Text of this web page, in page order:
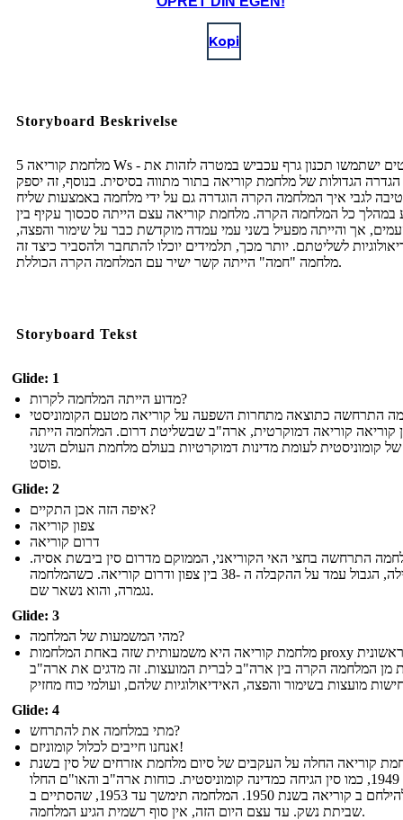
Kopi
Storyboard Beskrivelse
מלחמת קוריאה 5 Ws - סטודנטים ישתמשו תכנון גרף עכביש במטרה לזהות את
הגדרה הגדולות של מלחמת קוריאה בתור מתווה בסיסית. בנוסף, זה יספק
לגבי איך המלחמה הקרה הוגדרה גם על ידי מלחמה באמצעות שליח
במהלך כל המלחמה הקרה. מלחמת קוריאה עצם הייתה סכסוך עקיף בין
אך והייתה מפעיל בשני עמי עמדה מוקדשת כבר על שימור והפצה,
לשליטתם. יותר מכך, תלמידים יוכלו להתחבר ולהסביר כיצד זה
מלחמה "חמה" הייתה קשר ישיר עם המלחמה הקרה הכוללת.
Storyboard Tekst
Glide: 1
מדוע הייתה המלחמה לקרות?
התרחשה כתוצאה מתחרות השפעה על קוריאה מטעם הקומוניסטי
קוריאה קוריאה דמוקרטית, ארה"ב שבשליטת דרום. המלחמה הייתה
קומוניסטית לעומת מדינות דמוקרטיות בעולם מלחמת העולם השני
פוסט.
Glide: 2
איפה הזה אכן התקיים?
צפון קוריאה
דרום קוריאה
התרחשה בחצי האי הקוריאני, הממוקם מדרום סין ביבשת אסיה.
בתחילה, הגבול עמד על ההקבלה ה -38 בין צפון ודרום קוריאה. כשהמלחמה
נגמרה, והוא נשאר שם.
Glide: 3
מהי המשמעות של המלחמה?
מלחמת קוריאה היא משמעותית שזה באחת המלחמות proxy הראשונית
מן המלחמה הקרה בין ארה"ב לברית המועצות. זה מדגים את ארה"ב
Glide: 4
מתי במלחמה את להתרחש?
אנחנו חייבים לכלול קומוניזם!
קוריאה החלה על העקבים של סיום מלחמת אזרחים של סין בשנת
1949, כמו סין הגיחה כמדינה קומוניסטית. כוחות ארה"ב והאו"ם החלו
להילחם ב קוריאה בשנת 1950. המלחמה תימשך עד 1953, שהסתיים ב
שביתת נשק. עד עצם היום הזה, אין סוף רשמית הגיע המלחמה.